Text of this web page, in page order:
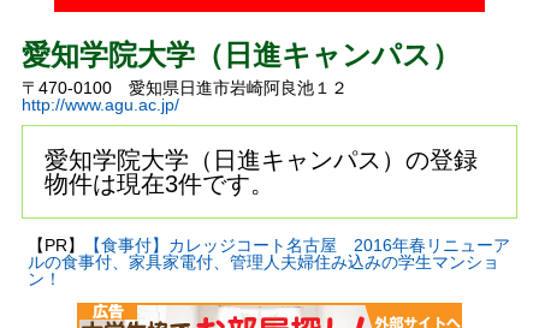
愛知学院大学（日進キャンパス）
〒470-0100 愛知県日進市岩崎阿良池１２
http://www.agu.ac.jp/
愛知学院大学（日進キャンパス）の登録
物件は現在3件です。
【PR】
【食事付】カレッジコート名古屋 2016年春リニューア
ルの食事付、家具家電付、管理人夫婦住み込みの学生マンショ
ン！